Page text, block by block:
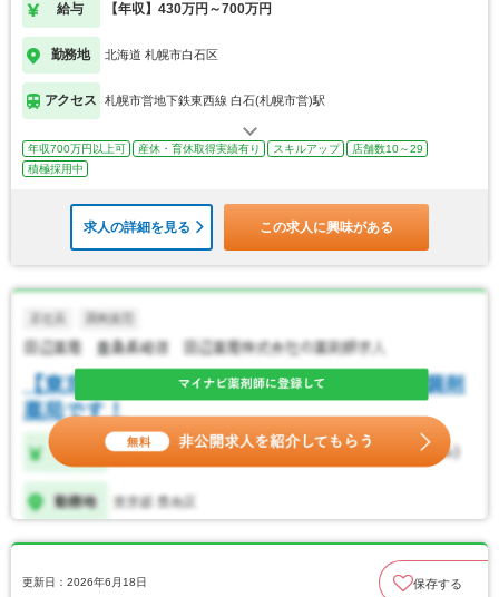
給与 【年収】430万円～700万円
勤務地 北海道 札幌市白石区
アクセス 札幌市営地下鉄東西線 白石(札幌市営)駅
年収700万円以上可 産休・育休取得実績有り スキルアップ
店舗数10～29
積極採用中
求人の詳細を見る この求人に興味がある
更新日：2026年6月18日 保存する